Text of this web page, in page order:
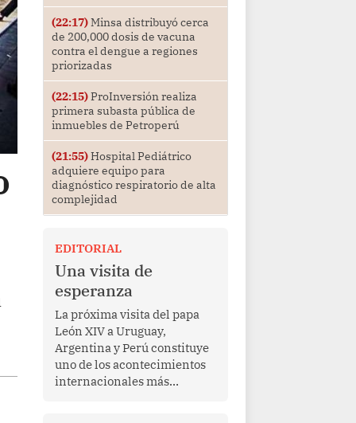
(22:17)Minsa distribuyó cerca
de 200,000 dosis de vacuna
contra el dengue a regiones
priorizadas
(22:15)ProInversión realiza
primera subasta pública de
inmuebles de Petroperú
(21:55)Hospital Pediátrico
adquiere equipo para
diagnóstico respiratorio de alta
complejidad
EDITORIAL
Una visita de
esperanza
La próxima visita del papa
León XIV a Uruguay,
Argentina y Perú constituye
uno de los acontecimientos
internacionales más